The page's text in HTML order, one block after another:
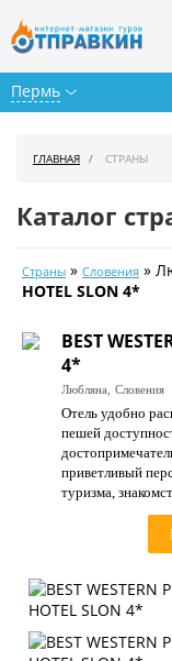
Пермь
Календарь туров
Цены дня
Страны
Как купить
О нас
ГЛАВНАЯ СТРАНЫ
Каталог
Страны » Словения »
HOTEL SLON 4*
BEST
4*
Любляна, Словения
Отель удобно
пешей
приветливый
туризма,